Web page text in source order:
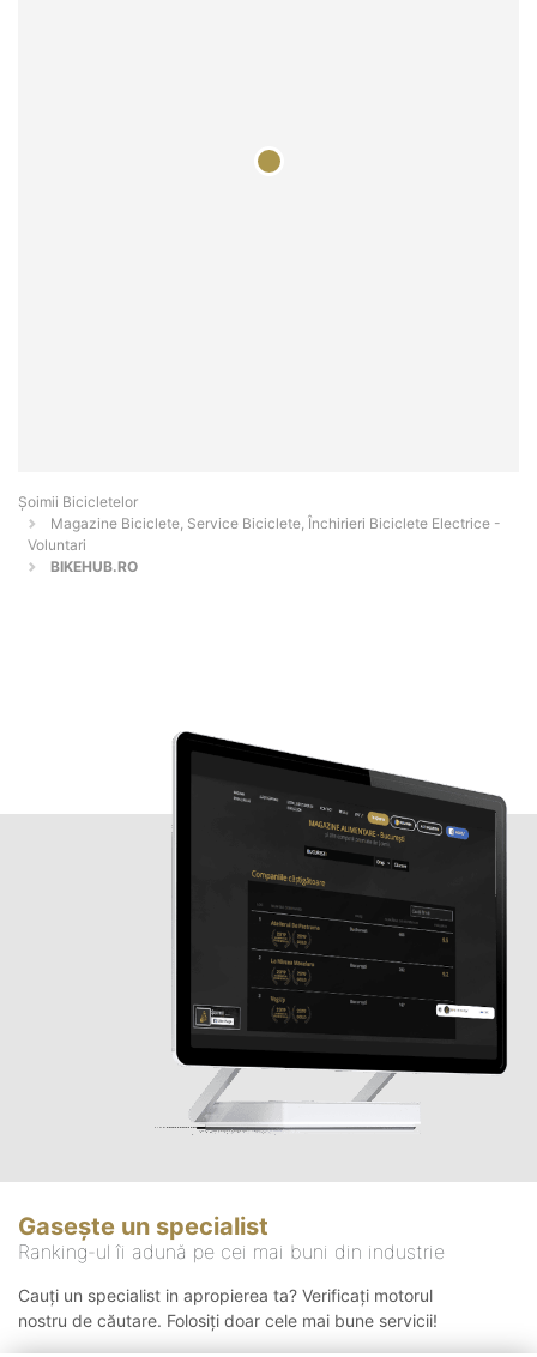
Șoimii Bicicletelor
Magazine Biciclete, Service Biciclete, Închirieri Biciclete Electrice -
Voluntari
BIKEHUB.RO
Gasește un specialist
Ranking-ul îi adună pe cei mai buni din industrie
Cauți un specialist in apropierea ta? Verificați motorul
nostru de căutare. Folosiți doar cele mai bune servicii!